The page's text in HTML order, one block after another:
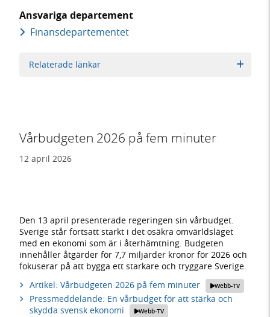
Ansvariga departement
Finans­departementet
Relaterade länkar
Vårbudgeten 2026 på fem minuter
12 april 2026
Den 13 april presenterade regeringen sin vårbudget.
Sverige står fortsatt starkt i det osäkra omvärldsläget
med en ekonomi som är i återhämtning. Budgeten
innehåller åtgärder för 7,7 miljarder kronor för 2026 och
fokuserar på att bygga ett starkare och tryggare Sverige.
Artikel: Vårbudgeten 2026 på fem minuter
Webb-TV
Pressmeddelande: En vårbudget för att stärka och
skydda svensk ekonomi
Webb-TV